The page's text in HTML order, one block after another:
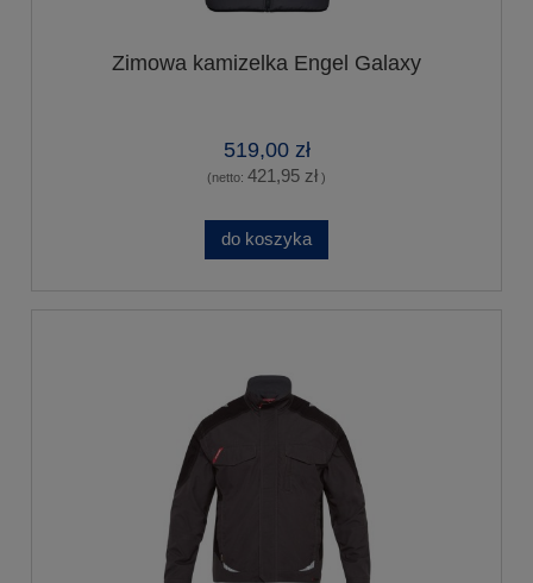
Zimowa kamizelka Engel Galaxy
519,00 zł
(netto: 421,95 zł )
do koszyka